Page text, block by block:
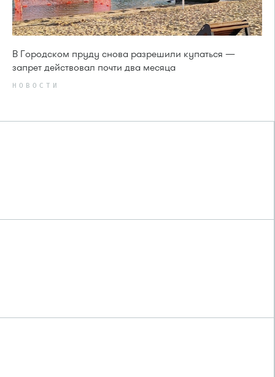
В Городском пруду снова разрешили купаться —
запрет действовал почти два месяца
НОВОСТИ